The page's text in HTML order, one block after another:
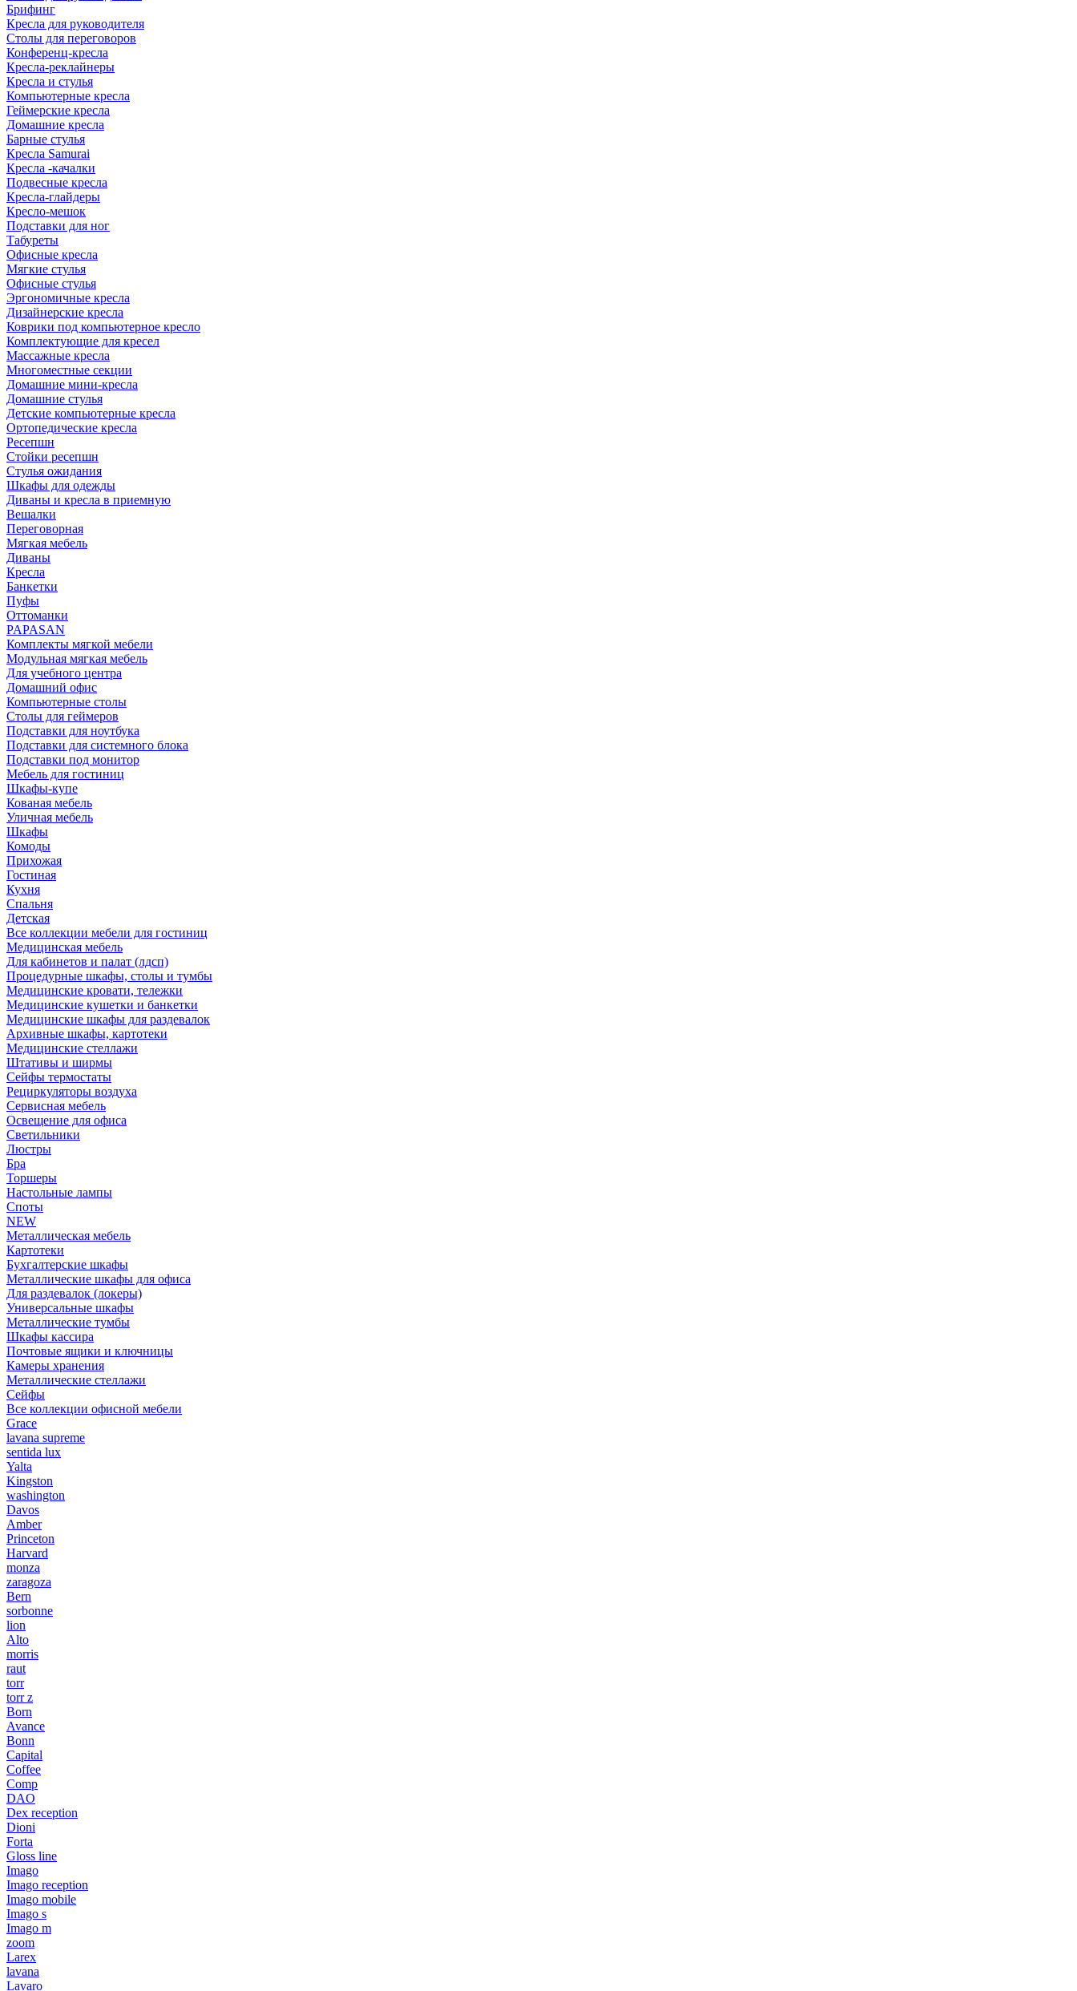
Брифинг
Кресла для руководителя
Столы для переговоров
Конференц-кресла
Кресла-реклайнеры
Кресла и стулья
Компьютерные кресла
Геймерские кресла
Домашние кресла
Барные стулья
Кресла Samurai
Кресла -качалки
Подвесные кресла
Кресла-глайдеры
Кресло-мешок
Подставки для ног
Табуреты
Офисные кресла
Мягкие стулья
Офисные стулья
Эргономичные кресла
Дизайнерские кресла
Коврики под компьютерное кресло
Комплектующие для кресел
Массажные кресла
Многоместные секции
Домашние мини-кресла
Домашние стулья
Детские компьютерные кресла
Ортопедические кресла
Ресепшн
Стойки ресепшн
Стулья ожидания
Шкафы для одежды
Диваны и кресла в приемную
Вешалки
Переговорная
Мягкая мебель
Диваны
Кресла
Банкетки
Пуфы
Оттоманки
PAPASAN
Комплекты мягкой мебели
Модульная мягкая мебель
Для учебного центра
Домашний офис
Компьютерные столы
Столы для геймеров
Подставки для ноутбука
Подставки для системного блока
Подставки под монитор
Мебель для гостиниц
Шкафы-купе
Кованая мебель
Уличная мебель
Шкафы
Комоды
Прихожая
Гостиная
Кухня
Спальня
Детская
Все коллекции мебели для гостиниц
Медицинская мебель
Для кабинетов и палат (лдсп)
Процедурные шкафы, столы и тумбы
Медицинские кровати, тележки
Медицинские кушетки и банкетки
Медицинские шкафы для раздевалок
Архивные шкафы, картотеки
Медицинские стеллажи
Штативы и ширмы
Сейфы термостаты
Рециркуляторы воздуха
Сервисная мебель
Освещение для офиса
Светильники
Люстры
Бра
Торшеры
Настольные лампы
Споты
NEW
Металлическая мебель
Картотеки
Бухгалтерские шкафы
Металлические шкафы для офиса
Для раздевалок (локеры)
Универсальные шкафы
Металлические тумбы
Шкафы кассира
Почтовые ящики и ключницы
Камеры хранения
Металлические стеллажи
Сейфы
Все коллекции офисной мебели
Grace
lavana supreme
sentida lux
Yalta
Kingston
washington
Davos
Amber
Princeton
Harvard
monza
zaragoza
Bern
sorbonne
lion
Alto
morris
raut
torr
torr z
Born
Avance
Bonn
Capital
Coffee
Comp
DAO
Dex reception
Dioni
Forta
Gloss line
Imago
Imago reception
Imago mobile
Imago s
Imago m
zoom
Larex
lavana
Lavaro